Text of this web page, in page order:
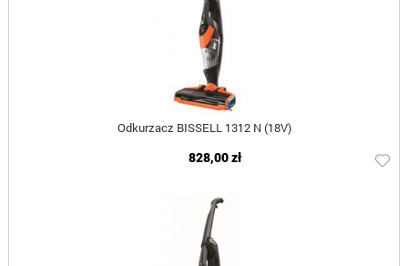
Odkurzacz BISSELL 1312 N (18V)
828,00 zł